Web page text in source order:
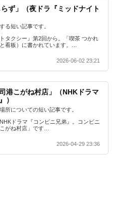
らず」（夜ドラ『ミッドナイト
る短い記事です。
タクシー』第2回から。「喫茶 つかれ
看板）に書かれています。…
2026-06-02 23:21
港こがね村店」（NHKドラマ
）
所についての短い記事です。
ドラマ『コンビニ兄弟』。コンビニ
がね村店」です…
2026-04-29 23:36